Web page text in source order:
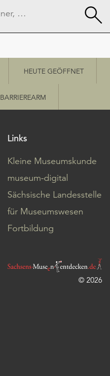
HEUTE GEÖFFNET
BARRIEREARM
Links
Kleine Museumskunde
museum-digital
Sächsische Landesstelle
für Museumswesen
Fortbildung
© 2026